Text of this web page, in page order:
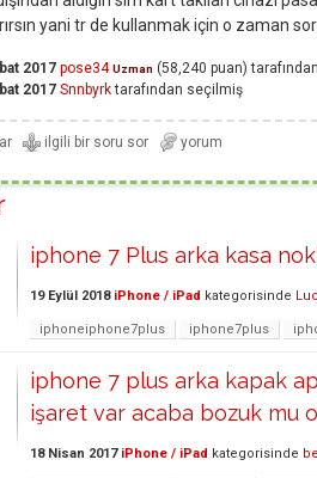
yani tr de kullanmak için o zaman
2017 pose34 Uzman (58,240 puan) tarafından
2017 Snnbyrktarafından seçilmiş
iphone 7 Plus arka kasa
19 Eylül 2018 iPhone / iPad kategorisinde
iphoneiphone7plus iphone7plus
iphone 7 plus arka kapak
işaret var acaba bozuk mu
18 Nisan 2017 iPhone / iPad kategorisinde